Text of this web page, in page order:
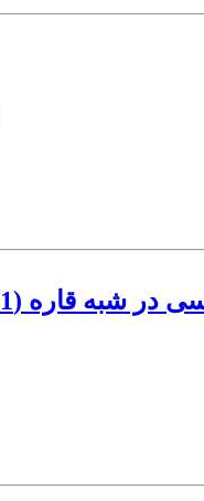
ادبیات فارسی در دورۀ اکبرشاه